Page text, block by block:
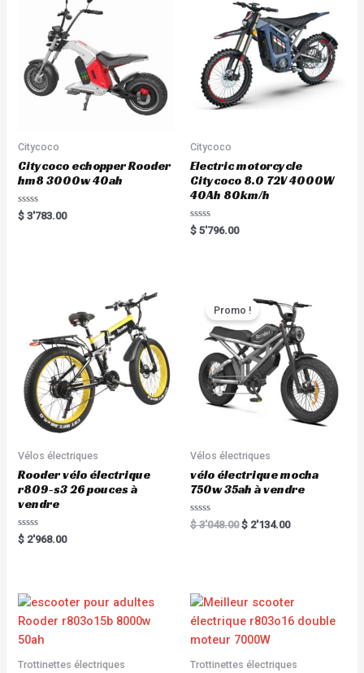
Citycoco
Citycoco echopper Rooder
hm8 3000w 40ah
R
a
$ 3'783.00
Citycoco
Electric motorcycle
Citycoco 8.0 72V 4000W
40Ah 80km/h
R
a
$ 5'796.00
Vélos électriques
Rooder vélo électrique
r809-s3 26 pouces à
vendre
R
a
o
u
t
o
f
5
$ 2'968.00
Promo !
Vélos électriques
vélo électrique mocha
750w 35ah à vendre
R
a
u
t
o
f
$3'048.00 $ 2'134.00
Trottinettes électriques Trottinettes électriques